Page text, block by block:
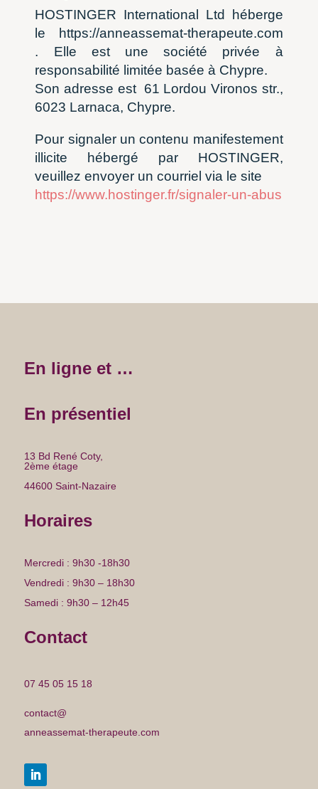
HOSTINGER International Ltd héberge
le https://anneassemat-therapeute.com
. Elle est une société privée à
responsabilité limitée basée à Chypre.
Son adresse est 61 Lordou Vironos str.,
6023 Larnaca, Chypre.
Pour signaler un contenu manifestement
illicite hébergé par HOSTINGER,
veuillez envoyer un courriel via le site
https://www.hostinger.fr/signaler-un-abus
En ligne et …
En présentiel
13 Bd René Coty,
2ème étage
44600 Saint-Nazaire
Horaires
Mercredi : 9h30 -18h30
Vendredi : 9h30 – 18h30
Samedi : 9h30 – 12h45
Contact
07 45 05 15 18
contact@
anneassemat-therapeute.com